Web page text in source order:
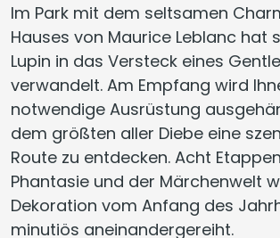
Im Park mit dem seltsamen
Hauses von Maurice Leblanc hat
Lupin in das Versteck eines
verwandelt. Am Empfang wird
notwendige Ausrüstung
dem größten aller Diebe eine
Route zu entdecken. Acht
Phantasie und der Märchenwelt
Dekoration vom Anfang des
minutiös aneinandergereiht.